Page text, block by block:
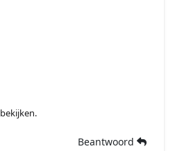
bekijken.
Beantwoord